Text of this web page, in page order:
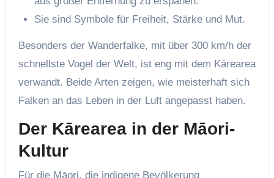
Sie sind Symbole für Freiheit, Stärke und Mut.
Besonders der Wanderfalke, mit über 300 km/h der
schnellste Vogel der Welt, ist eng mit dem Kārearea
verwandt. Beide Arten zeigen, wie meisterhaft sich
Falken an das Leben in der Luft angepasst haben.
Der Kārearea in der Māori-
Kultur
Für die Māori, die indigene Bevölkerung